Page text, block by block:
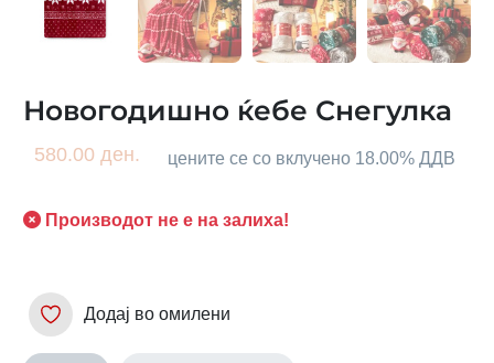
Новогодишно ќебе Снегулка
580.00 ден. цените се со вклучено 18.00% ДДВ
Производот не е на залиха!
Додај во омилени